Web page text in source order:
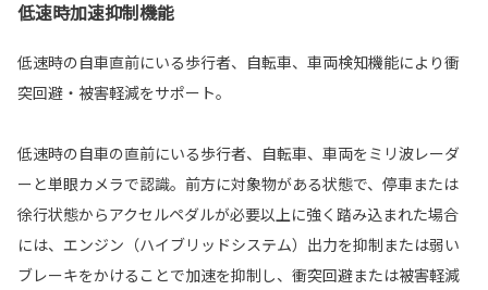
低速時加速抑制機能
低速時の自車直前にいる歩行者、自転車、車両検知機能により衝
突回避・被害軽減をサポート。
低速時の自車の直前にいる歩行者、自転車、車両をミリ波レーダ
ーと単眼カメラで認識。前方に対象物がある状態で、停車または
徐行状態からアクセルペダルが必要以上に強く踏み込まれた場合
には、エンジン（ハイブリッドシステム）出力を抑制または弱い
ブレーキをかけることで加速を抑制し、衝突回避または被害軽減